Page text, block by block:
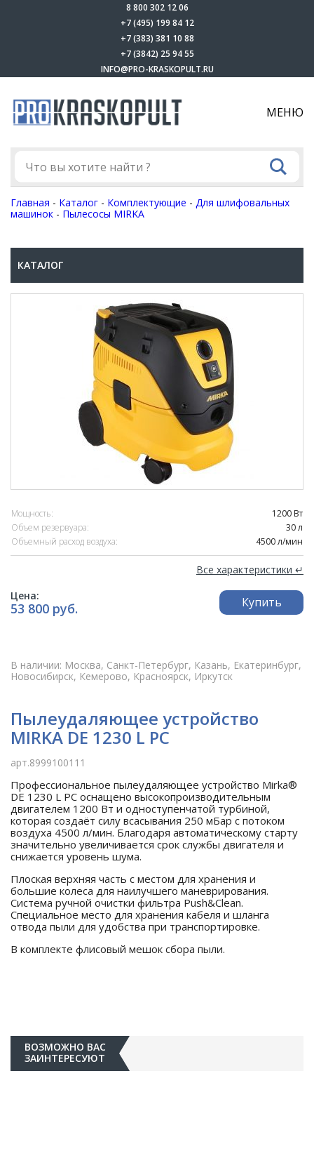
8 800 302 12 06
+7 (495) 199 84 12
+7 (383) 381 10 88
+7 (3842) 25 94 55
INFO@PRO-KRASKOPULT.RU
МЕНЮ
Главная - Каталог - Комплектующие - Для шлифовальных
машинок - Пылесосы MIRKA
КАТАЛОГ
Мощность:
1200 Вт
Объем резервуара:
30 л
Объемный расход воздуха:
4500 л/мин
Все характеристики ↵
Цена:
53 800 руб. Купить
В наличии: Москва, Санкт-Петербург, Казань, Екатеринбург,
Новосибирск, Кемерово, Красноярск, Иркутск
Пылеудаляющее устройство
MIRKA DE 1230 L PC
арт.8999100111
Профессиональное пылеудаляющее устройство Mirka®
DE 1230 L PC оснащено высокопроизводительным
двигателем 1200 Вт и одноступенчатой турбиной,
которая создаёт силу всасывания 250 мБар с потоком
воздуха 4500 л/мин. Благодаря автоматическому старту
значительно увеличивается срок службы двигателя и
снижается уровень шума.
Плоская верхняя часть с местом для хранения и
большие колеса для наилучшего маневрирования.
Система ручной очистки фильтра Push&Clean.
Специальное место для хранения кабеля и шланга
отвода пыли для удобства при транспортировке.
В комплекте флисовый мешок сбора пыли.
ВОЗМОЖНО ВАС
ЗАИНТЕРЕСУЮТ